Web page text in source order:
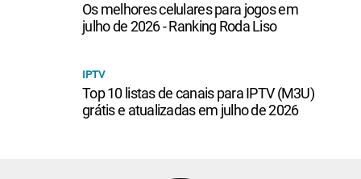
Os melhores celulares para jogos em
julho de 2026 - Ranking Roda Liso
IPTV
Top 10 listas de canais para IPTV (M3U)
grátis e atualizadas em julho de 2026